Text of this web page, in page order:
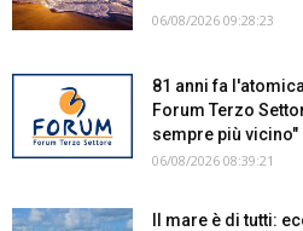
06/08/2026 09:28:23
81 anni fa
Forum Terzo
sempre più vicino"
06/08/2026 08:39:21
Il mare è di tutti: